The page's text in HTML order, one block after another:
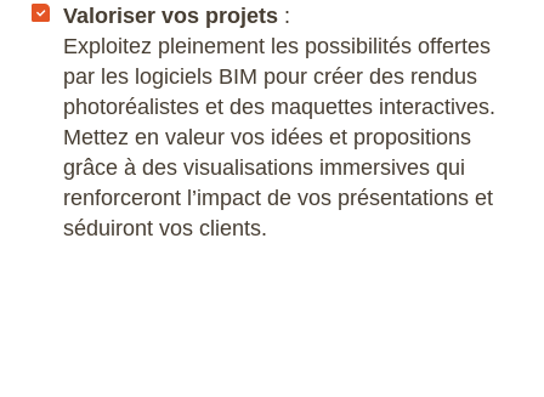
Valoriser vos projets:
Exploitez pleinement les possibilités offertes
par les logiciels BIM pour créer des rendus
photoréalistes et des maquettes interactives.
Mettez en valeur vos idées et propositions
grâce à des visualisations immersives qui
renforceront l’impact de vos présentations et
séduiront vos clients.